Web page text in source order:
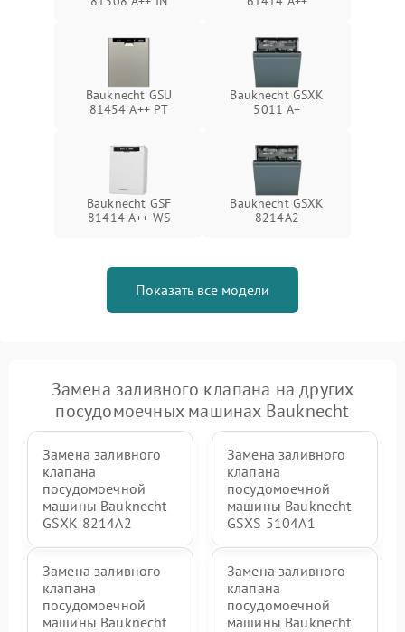
Bauknecht GSU
81454 A++ PT
Bauknecht GSXK
5011 A+
Bauknecht GSF
81414 A++ WS
Bauknecht GSXK
8214A2
Показать все модели
Замена заливного клапана на других
посудомоечных машинах Bauknecht
Замена заливного
клапана
посудомоечной
машины Bauknecht
GSXK 8214A2
Замена заливного
клапана
посудомоечной
машины Bauknecht
GSXS 5104A1
Замена заливного
клапана
посудомоечной
машины Bauknecht
Замена заливного
клапана
посудомоечной
машины Bauknecht